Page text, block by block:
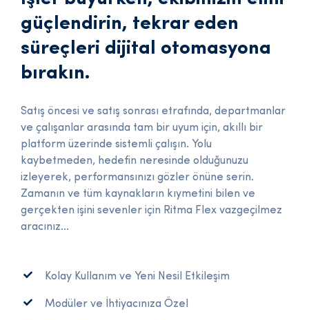
güçlendirin, tekrar eden
süreçleri dijital otomasyona
bırakın.
Satış öncesi ve satış sonrası etrafında, departmanlar
ve çalışanlar arasında tam bir uyum için, akıllı bir
platform üzerinde sistemli çalışın. Yolu
kaybetmeden, hedefin neresinde olduğunuzu
izleyerek, performansınızı gözler önüne serin.
Zamanın ve tüm kaynakların kıymetini bilen ve
gerçekten işini sevenler için Ritma Flex vazgeçilmez
aracınız...
Kolay Kullanım ve Yeni Nesil Etkileşim
Modüler ve İhtiyacınıza Özel